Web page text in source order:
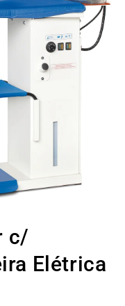
c/
Elétrica